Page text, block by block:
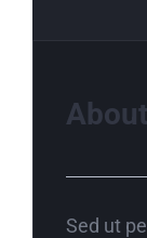
Sed ut